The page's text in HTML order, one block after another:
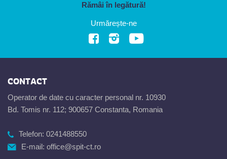
Rămâi în legătură!
Urmărește-ne
CONTACT
Operator de date cu caracter personal nr. 10930
Bd. Tomis nr. 112; 900657 Constanta, Romania
Telefon: 0241488550
E-mail: office@spit-ct.ro